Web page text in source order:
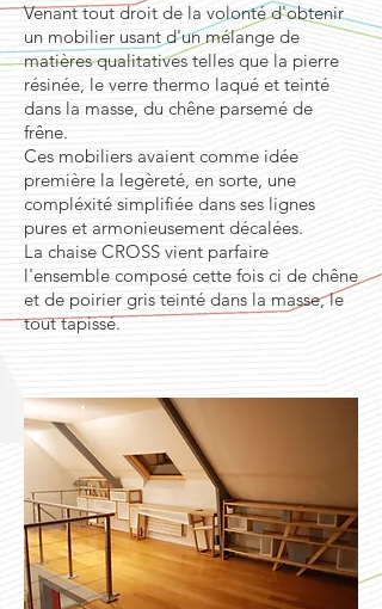
Venant tout droit de la volonté d'obtenir
un mobilier usant d'un mélange de
matières qualitatives telles que la pierre
résinée, le verre thermo laqué et teinté
dans la masse, du chêne parsemé de
frêne.
Ces mobiliers avaient comme idée
première la legèreté, en sorte, une
compléxité simplifiée dans ses lignes
pures et armonieusement décalées.
La chaise CROSS vient parfaire
l'ensemble composé cette fois ci de chêne
et de poirier gris teinté dans la masse, le
tout tapissé.